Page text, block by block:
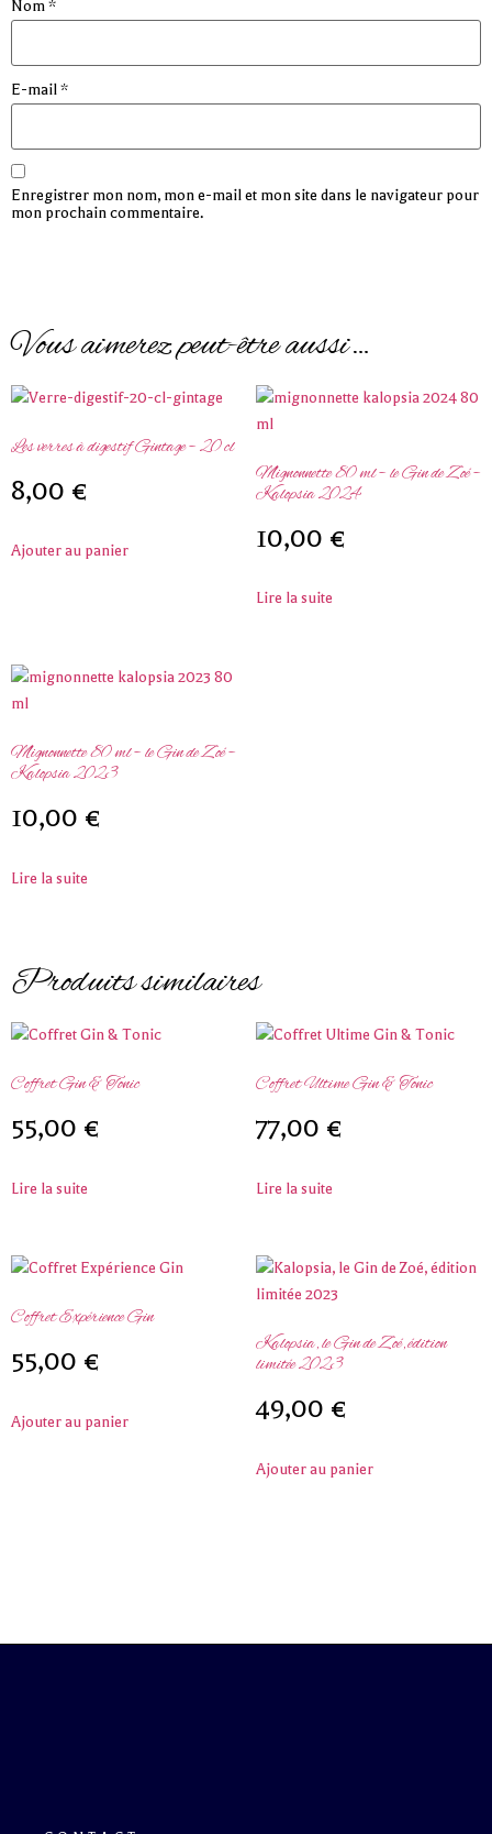
Nom*
E-mail*
Enregistrer mon nom, mon e-mail et mon site dans le navigateur pour
mon prochain commentaire.
Vous aimerez peut-être aussi…
Les verres à digestif Gintage – 20 cl
8,00 €
Ajouter au panier
Mignonnette 80 ml – le Gin de Zoé –
Kalopsia 2024
10,00 €
Lire la suite
Mignonnette 80 ml – le Gin de Zoé –
Kalopsia 2023
10,00 €
Lire la suite
Produits similaires
Coffret Gin & Tonic
55,00 €
Lire la suite
Coffret Ultime Gin & Tonic
77,00 €
Lire la suite
Coffret Expérience Gin
55,00 €
Ajouter au panier
Kalopsia, le Gin de Zoé, édition
limitée 2023
49,00 €
Ajouter au panier